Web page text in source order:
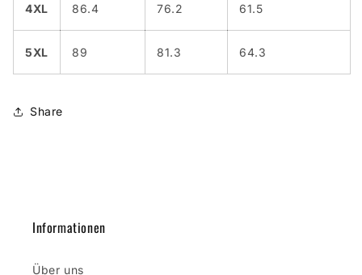
4XL 86.4 76.2 61.5
5XL 89 81.3 64.3
Share
Informationen
Über uns